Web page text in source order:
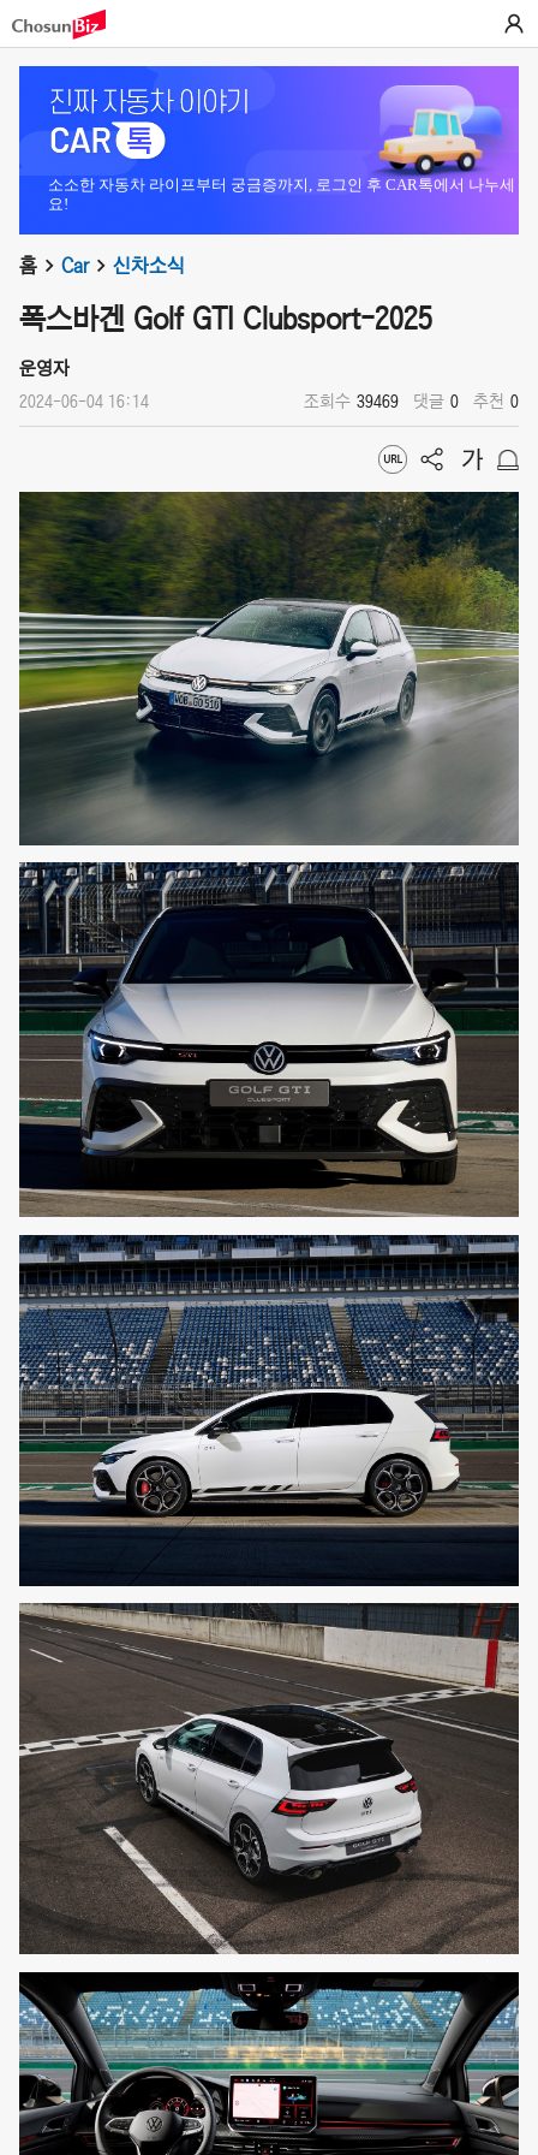
소소한 자동차 라이프부터 궁금증까지, 로그인 후 CAR톡에서 나누세
요!
홈 Car 신차소식
폭스바겐 Golf GTI Clubsport-2025
운영자
2024-06-04 16:14 조회수 39469 댓글 0 추천 0